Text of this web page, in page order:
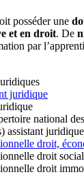
posséder une
et en droit. De
par
juridique
national
assistant juridique
droit,
droit social
droit